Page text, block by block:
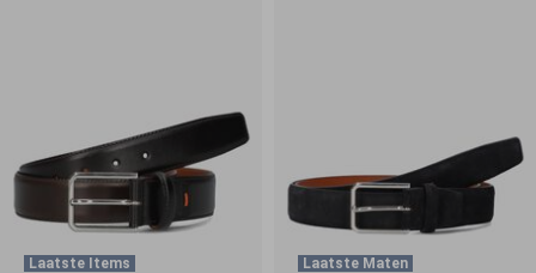
Laatste Items Laatste Maten